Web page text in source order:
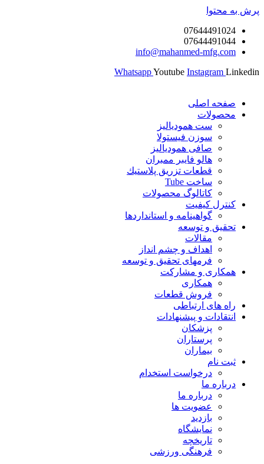
پرش به محتوا
07644491024
07644491044
info@mahanmed-mfg.com
WhatsappYoutube Instagram Linkedin
صفحه اصلی
محصولات
ست همودیالیز
سوزن فیستولا
صافی همودیالیز
هالو فایبر ممبران
قطعات تزريق پلاستيك
ساخت Tube
کاتالوگ محصولات
کنترل کیفیت
گواهينامه و استانداردها
تحقيق و توسعه
مقالات
اهداف و چشم انداز
فرمهای تحقیق و توسعه
همکاری و مشارکت
همکاری
فروش قطعات
راه های ارتباطی
انتقادات و پيشنهادات
پزشكان
پرستاران
بيماران
ثبت نام
درخواست استخدام
درباره ما
درباره ما
عضویت ها
بازدید
نمایشگاه
تاريخچه
فرهنگی ورزشی